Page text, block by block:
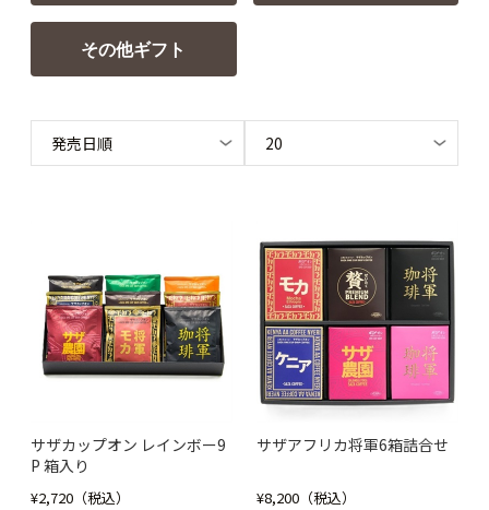
その他ギフト
サザカップオン レインボー9
P 箱入り
¥2,720（税込）
サザアフリカ将軍6箱詰合せ
¥8,200（税込）